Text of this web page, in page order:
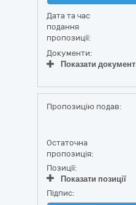
Дата та час
подання
пропозиції:
Документи:
Показати
Пропозицію подав:
Остаточна
пропозиція:
Позиції:
Показати позиції
Підпис: